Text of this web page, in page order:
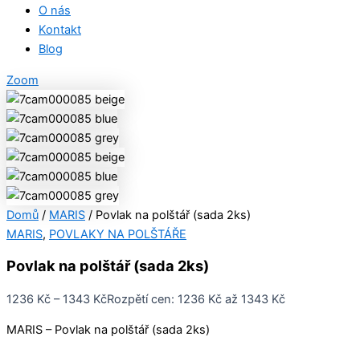
O nás
Kontakt
Blog
Zoom
Domů / MARIS / Povlak na polštář (sada 2ks)
MARIS, POVLAKY NA POLŠTÁŘE
Povlak na polštář (sada 2ks)
1236 Kč – 1343 KčRozpětí cen: 1236 Kč až 1343 Kč
MARIS – Povlak na polštář (sada 2ks)